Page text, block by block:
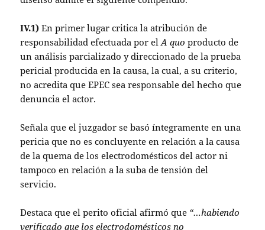
IV.1)En primer lugar critica la atribución de
responsabilidad efectuada por elA quo producto de
un análisis parcializado y direccionado de la prueba
pericial producida en la causa, la cual, a su criterio,
no acredita que EPEC sea responsable del hecho que
denuncia el actor.
Señala que el juzgador se basó íntegramente en una
pericia que no es concluyente en relación a la causa
de la quema de los electrodomésticos del actor ni
tampoco en relación a la suba de tensión del
servicio.
Destaca que el perito oficial afirmó que “…habiendo
verificado que los electrodomésticos no